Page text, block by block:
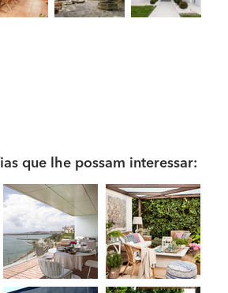
que lhe possam interessar: